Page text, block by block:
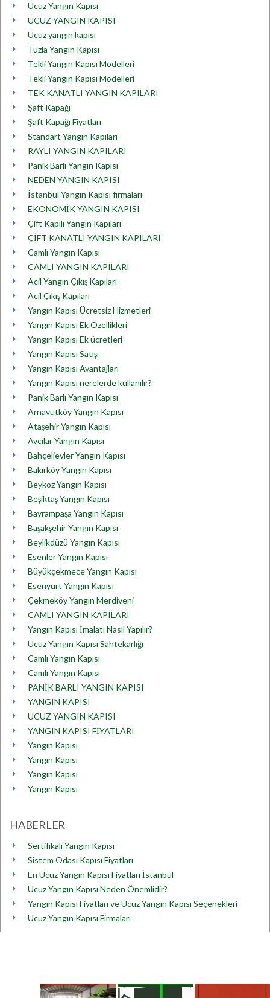
Ucuz Yangın Kapısı
UCUZ YANGIN KAPISI
Ucuz yangın kapısı
Tuzla Yangın Kapısı
Tekli Yangın Kapısı Modelleri
Tekli Yangın Kapısı Modelleri
TEK KANATLI YANGIN KAPILARI
Şaft Kapağı
Şaft Kapağı Fiyatları
Standart Yangın Kapıları
RAYLI YANGIN KAPILARI
Panik Barlı Yangın Kapısı
NEDEN YANGIN KAPISI
İstanbul Yangın Kapısı firmaları
EKONOMİK YANGIN KAPISI
Çift Kapılı Yangın Kapıları
ÇİFT KANATLI YANGIN KAPILARI
Camlı Yangın Kapısı
CAMLI YANGIN KAPILARI
Acil Yangın Çıkış Kapıları
Acil Çıkış Kapıları
Yangın Kapısı Ücretsiz Hizmetleri
Yangın Kapısı Ek Özellikleri
Yangın Kapısı Ek ücretleri
Yangın Kapısı Satışı
Yangın Kapısı Avantajları
Yangın Kapısı nerelerde kullanılır?
Panik Barlı Yangın Kapısı
Arnavutköy Yangın Kapısı
Ataşehir Yangın Kapısı
Avcılar Yangın Kapısı
Bahçelievler Yangın Kapısı
Bakırköy Yangın Kapısı
Beykoz Yangın Kapısı
Beşiktaş Yangın Kapısı
Bayrampaşa Yangın Kapısı
Başakşehir Yangın Kapısı
Beylikdüzü Yangın Kapısı
Esenler Yangın Kapısı
Büyükçekmece Yangın Kapısı
Esenyurt Yangın Kapısı
Çekmeköy Yangın Merdiveni
CAMLI YANGIN KAPILARI
Yangın Kapısı İmalatı Nasıl Yapılır?
Ucuz Yangın Kapısı Sahtekarlığı
Camlı Yangın Kapısı
Camlı Yangın Kapısı
PANİK BARLI YANGIN KAPISI
YANGIN KAPISI
UCUZ YANGIN KAPISI
YANGIN KAPISI FİYATLARI
Yangın Kapısı
Yangın Kapısı
Yangın Kapısı
Yangın Kapısı
HABERLER
Sertifikalı Yangın Kapısı
Sistem Odası Kapısı Fiyatları
En Ucuz Yangın Kapısı Fiyatları İstanbul
Ucuz Yangın Kapısı Neden Önemlidir?
Yangın Kapısı Fiyatları ve Ucuz Yangın Kapısı Seçenekleri
Ucuz Yangın Kapısı Firmaları